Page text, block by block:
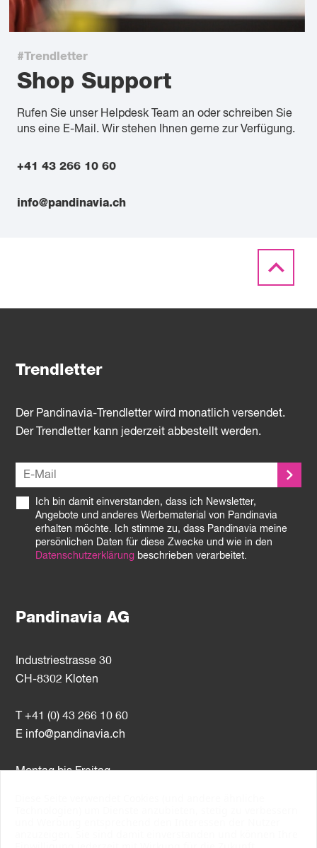
#Trendletter
Shop Support
Rufen Sie unser Helpdesk Team an oder schreiben Sie
uns eine E-Mail. Wir stehen Ihnen gerne zur Verfügung.
+41 43 266 10 60
info@pandinavia.ch
Pandinavia AG
Industriestrasse 30
CH-8302 Kloten
T +41 (0) 43 266 10 60
E info@pandinavia.ch
Montag bis Freitag
Trendletter
Der Pandinavia-Trendletter wird monatlich versendet.
Der Trendletter kann jederzeit abbestellt werden.
Ich bin damit einverstanden, dass ich Newsletter,
Angebote und anderes Werbematerial von Pandinavia
erhalten möchte. Ich stimme zu, dass Pandinavia meine
persönlichen Daten für diese Zwecke und wie in den
Datenschutzerklärung beschrieben verarbeitet.